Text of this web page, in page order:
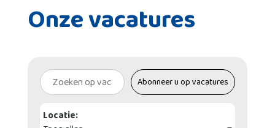
Onze vacatures